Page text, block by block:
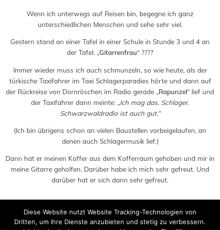
Wenn ich unterwegs auf Reisen bin, begegne ich ganz
unterschiedlichen Menschen und sehe sehr viel.
Gestern stand an einer Tafel in einer Schule in Stunde 3 und 4 an
der Tafel: „Gitarrenfrau“ ????
Immer wieder muss ich auch schmunzeln, so wie heute, als der
türkische Taxifahrer im Taxi Schlagerparadies hörte und dann auf
der Rückreise von Dornröschen im Radio gerade „Rapunzel“ lief und
der Taxifahrer dann meinte: „Ich mag das. Schlager.
Schwarzwaldradio ist auch gut.“
(Ich bin übrigens schon an vielen Baustellen vorbeigelaufen, an
denen auch Schlagermusik lief.)
Dann hat er meinen Koffer aus dem Kofferraum gehoben und mir in
meine Gitarre geholfen. Darüber habe ich mich sehr gefreut. Und
darüber hat er sich dann sehr gefreut.
Diese Website nutzt Website Tracking-Technologien von
Dritten, um ihre Dienste anzubieten und stetig zu verbessern.